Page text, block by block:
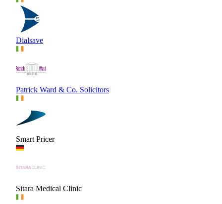
Dialsave
Patrick Ward & Co. Solicitors
Smart Pricer
Sitara Medical Clinic